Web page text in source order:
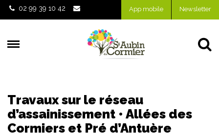
Gestion des traceurs
02 99 39 10 42 App mobile Newsletter
Travaux sur le réseau
d’assainissement • Allées des
Cormiers et Pré d’Antuère